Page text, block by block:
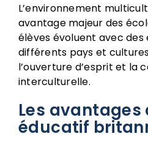
L’environnement
avantage majeur des
élèves évoluent avec
différents pays et
l’ouverture d’esprit et la
interculturelle.
Les
éducatif